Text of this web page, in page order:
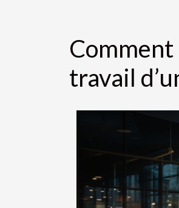
Comment
travail